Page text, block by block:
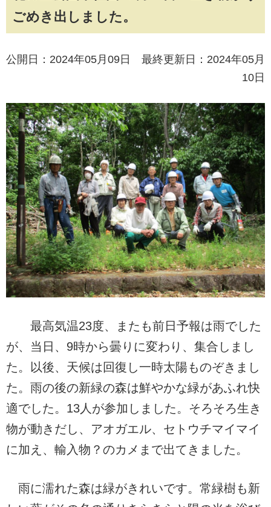
ごめき出しました。
公開日：2024年05月09日 最終更新日：2024年05月
10日
最高気温23度、またも前日予報は雨でした
が、当日、9時から曇りに変わり、集合しまし
た。以後、天候は回復し一時太陽ものぞきまし
た。雨の後の新緑の森は鮮やかな緑があふれ快
適でした。13人が参加しました。そろそろ生き
物が動きだし、アオガエル、セトウチマイマイ
に加え、輸入物？のカメまで出てきました。
雨に濡れた森は緑がきれいです。常緑樹も新